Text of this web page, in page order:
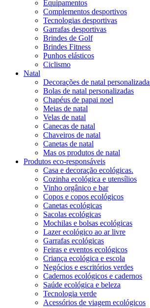
Equipamentos
Complementos desportivos
Tecnologias desportivas
Garrafas desportivas
Brindes de Golf
Brindes Fitness
Punhos elásticos
Ciclismo
Natal
Decorações de natal
Bolas de natal personalizadas
Chapéus de papai noel
Meias de natal
Velas de natal
Canecas de natal
Chaveiros de natal
Canetas de natal
Mas os produtos de natal
Produtos eco-responsáveis
Casa e decoração ecológicas.
Cozinha ecológica e utensílios
Vinho orgânico e bar
Copos e copos ecológicos
Canetas ecológicas
Sacolas ecológicas
Mochilas e bolsas ecológicas
Lazer ecológico ao ar livre
Garrafas ecológicas
Feiras e eventos ecológicos
Criança ecológica e escola
Negócios e escritórios verdes
Cadernos ecológicos e cadernos
Saúde ecológica e beleza
Tecnologia verde
Acessórios de viagem ecológicos